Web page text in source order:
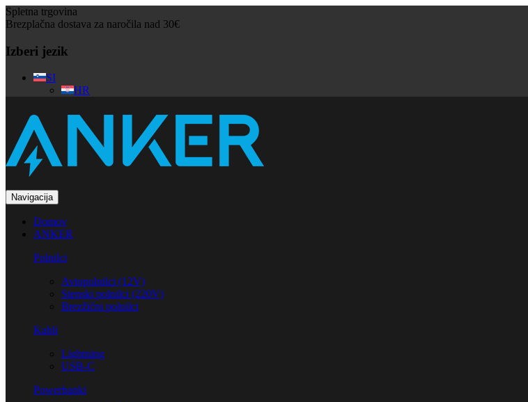
Spletna trgovina
Brezplačna dostava za naročila nad 30€
Izberi jezik
SI
HR
Navigacija
Domov
ANKER
Polnilci
Avtopolnilci (12V)
Stenski polnilci (220V)
Brezžični polnilci
Kabli
Lightning
USB-C
Powerbanki